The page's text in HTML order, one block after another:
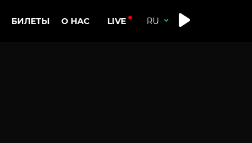
БИЛЕТЫ О НАС LIVE